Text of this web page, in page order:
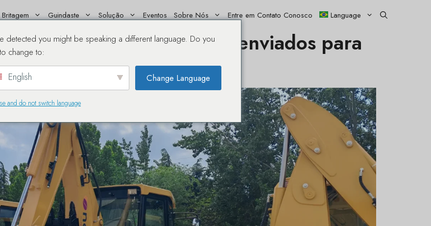
Britagem Guindaste Solução Eventos Sobre Nós Entre em Contato Conosco Language
STLTG 30-25 enviados para
detected you might be speaking a different language. Do you
change to:
English Change Language
and do not switch language